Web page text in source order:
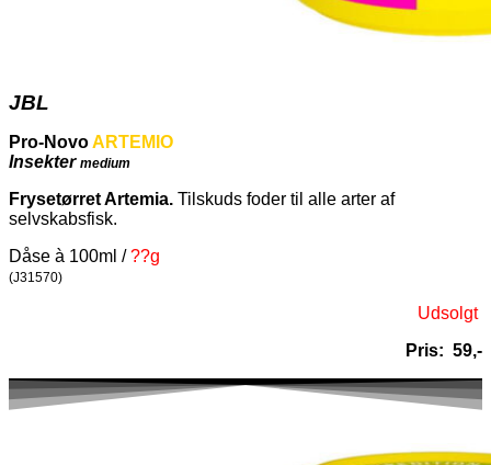
JBL
Pro-NovoARTEMIO
Insekter medium
Frysetørret Artemia. Tilskuds foder til alle arter af
selvskabsfisk.
Dåse à 100ml /??g
(J31570)
Udsolgt
Pris: 59,-